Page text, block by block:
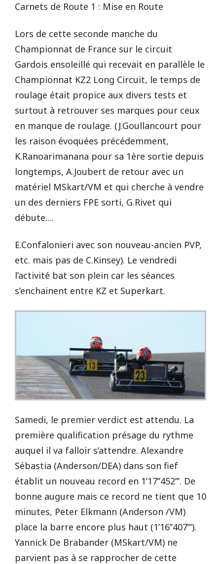
Carnets de Route 1 : Mise en Route
Lors de cette seconde manche du
Championnat de France sur le circuit
Gardois ensoleillé qui recevait en parallèle le
Championnat KZ2 Long Circuit, le temps de
roulage était propice aux divers tests et
surtout à retrouver ses marques pour ceux
en manque de roulage. (J.Goullancourt pour
les raison évoquées précédemment,
K.Ranoarimanana pour sa 1ère sortie depuis
longtemps, A.Joubert de retour avec un
matériel MSkart/VM et qui cherche à vendre
un des derniers FPE sorti, G.Rivet qui
débute....
E.Confalonieri avec son nouveau-ancien PVP,
etc. mais pas de C.Kinsey). Le vendredi
l’activité bat son plein car les séances
s’enchainent entre KZ et Superkart.
Samedi, le premier verdict est attendu. La
première qualification présage du rythme
auquel il va falloir s’attendre. Alexandre
Sébastia (Anderson/DEA) dans son fief
établit un nouveau record en 1’17’’452’’’. De
bonne augure mais ce record ne tient que 10
minutes, Peter Elkmann (Anderson /VM)
place la barre encore plus haut (1’16’’407’’’).
Yannick De Brabander (MSkart/VM) ne
parvient pas à se rapprocher de cette
2016
2014
2013
2011
2010
2007
2004
2012
2010
2009
2007
2006
2013
Open French Cup 2011
HAUTE SAINTONGE
LE MANS
LE VIGEANT
MAGNY-COURS
PAU ARNOS
PAUL RICARD
SUEDE
Vidéos 2009
Vidéos 2007
Vidéos 2006
Vidéos 2003
Vidéos 2002